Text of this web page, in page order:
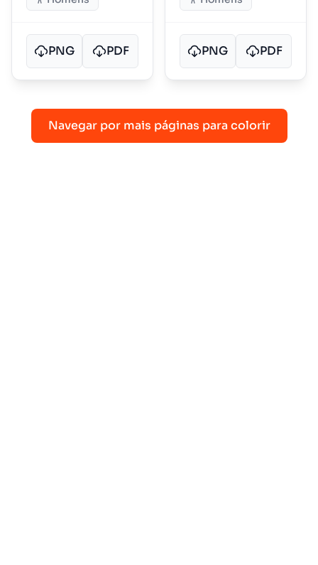
PNG PDF PNG PDF
Navegar por mais páginas para colorir